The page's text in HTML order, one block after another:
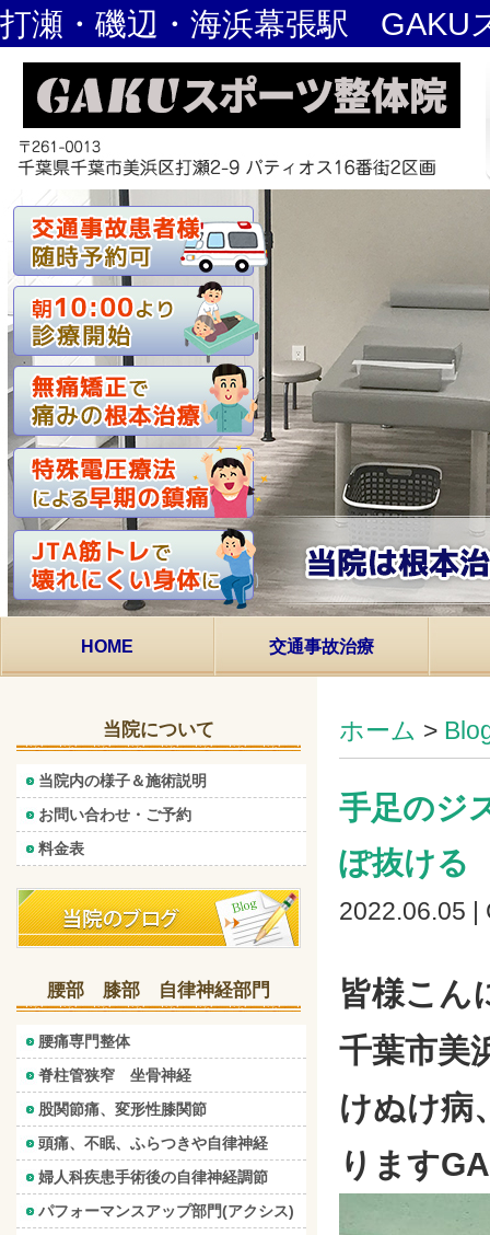
打瀬・磯辺・海浜幕張駅 GAKU
HOME 交通事故治療
ホーム >
手足のジ
ぽ抜ける
2022.06.05
皆様こん
千葉市美
けぬけ病
ります
当院について
当院内の様子＆施術説明
お問い合わせ・ご予約
料金表
腰部 膝部 自律神経部門
腰痛専門整体
脊柱管狭窄 坐骨神経
股関節痛、変形性膝関節
頭痛、不眠、ふらつきや自律神経
婦人科疾患手術後の自律神経調節
パフォーマンスアップ部門(アクシス)